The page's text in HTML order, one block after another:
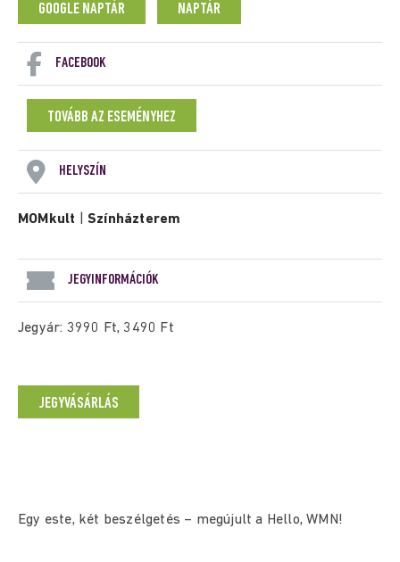
GOOGLE NAPTÁR NAPTÁR
FACEBOOK
TOVÁBB AZ ESEMÉNYHEZ
HELYSZÍN
MOMkult |Színházterem
JEGYINFORMÁCIÓK
Jegyár: 3990 Ft, 3490 Ft
JEGYVÁSÁRLÁS
Egy este, két beszélgetés – megújult a Hello, WMN!